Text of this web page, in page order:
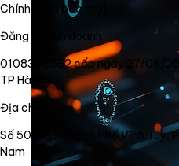
Chính sách bảo mật
Đăng ký kinh doanh
0108340562 cấp ngày 27/06/
TP Hà Nội
Địa chỉ
Số 50, Ngõ 34/56 Phố Vĩnh Tuy,
Nam